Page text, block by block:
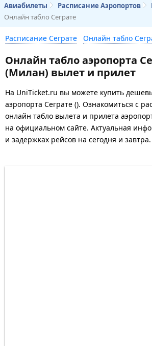
Авиабилеты Расписание Аэропортов
Онлайн табло Сеграте
Расписание Сеграте Онлайн табло
Онлайн табло аэропорта
(Милан) вылет и прилет
На UniTicket.ru вы можете купить
аэропорта Сеграте (). Ознакомиться с
онлайн табло вылета и прилета
на официальном сайте. Актуальная
и задержках рейсов на сегодня и завтра.